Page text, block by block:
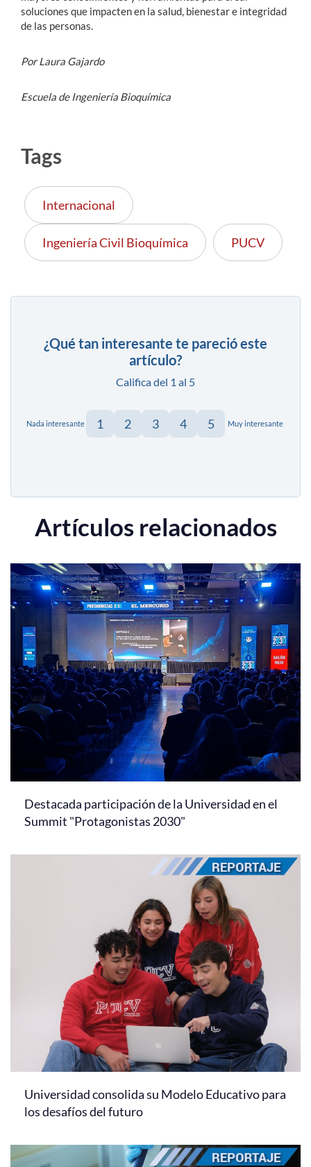
soluciones que impacten en la salud, bienestar e integridad
de las personas.
Por Laura Gajardo
Escuela de Ingeniería Bioquímica
Tags
Internacional
Ingeniería Civil Bioquímica PUCV
¿Qué tan interesante te pareció este
artículo?
Califica del 1 al 5
Nada interesante 1 2 3 4 5 Muy interesante
Artículos relacionados
Destacada participación de la Universidad en el
Summit "Protagonistas 2030"
Universidad consolida su Modelo Educativo para
los desafíos del futuro